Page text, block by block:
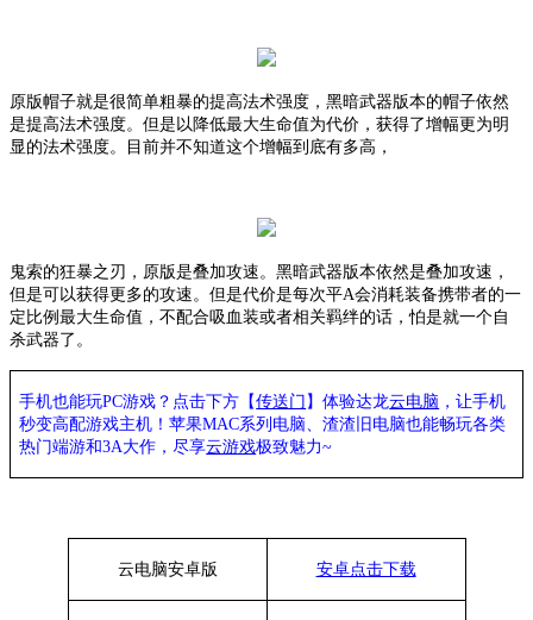
原版帽子就是很简单粗暴的提高法术强度，黑暗武器版本的帽子依然
是提高法术强度。但是以降低最大生命值为代价，获得了增幅更为明
显的法术强度。目前并不知道这个增幅到底有多高，
鬼索的狂暴之刃，原版是叠加攻速。黑暗武器版本依然是叠加攻速，
但是可以获得更多的攻速。但是代价是每次平A会消耗装备携带者的一
定比例最大生命值，不配合吸血装或者相关羁绊的话，怕是就一个自
杀武器了。
手机也能玩PC游戏？点击下方【传送门 】体验达龙云电脑 ，让手机
秒变高配游戏主机 ！苹果MAC系列电脑、渣渣旧电脑也能畅玩各类
热门端游和3A大作， 尽享云游戏极致魅力~
云电脑安卓版 安卓点击下载